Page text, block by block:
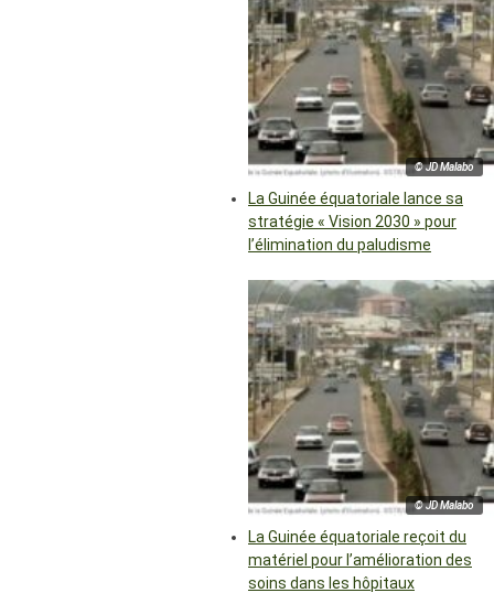
© JD Malabo
La Guinée équatoriale lance sa
stratégie « Vision 2030 » pour
l’élimination du paludisme
© JD Malabo
La Guinée équatoriale reçoit du
matériel pour l’amélioration des
soins dans les hôpitaux